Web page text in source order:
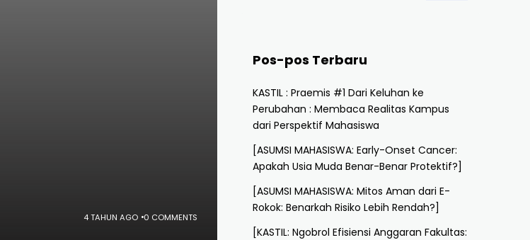
4 TAHUN AGO 0 COMMENTS
Pos-pos Terbaru
KASTIL : Praemis #1 Dari Keluhan ke
Perubahan : Membaca Realitas Kampus
dari Perspektif Mahasiswa
[ASUMSI MAHASISWA: Early-Onset Cancer:
Apakah Usia Muda Benar-Benar Protektif?]
[ASUMSI MAHASISWA: Mitos Aman dari E-
Rokok: Benarkah Risiko Lebih Rendah?]
[KASTIL: Ngobrol Efisiensi Anggaran Fakultas: